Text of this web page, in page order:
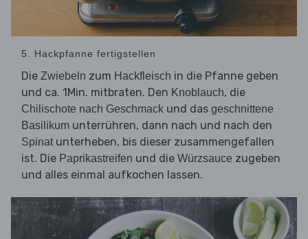
5. Hackpfanne fertigstellen
Die Zwiebeln zum Hackfleisch in die Pfanne geben
und ca. 1Min. mitbraten. Den Knoblauch, die
Chilischote nach Geschmack und das geschnittene
Basilikum unterrühren, dann nach und nach den
Spinatunterheben, bis dieser zusammengefallen
ist. Die Paprikastreifen und die Würzsauce zugeben
und alles einmal aufkochen lassen.